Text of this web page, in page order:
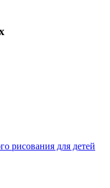
рисования для детей